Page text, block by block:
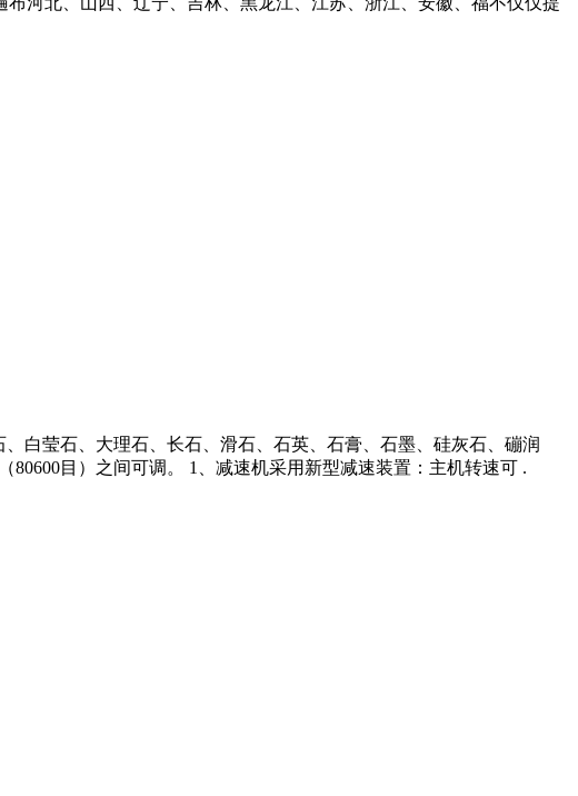
白莹石、大理石、长石、滑石、石英、石膏、石墨、硅灰石、磞润
目）之间可调。 1、减速机采用新型减速装置：主机转速可 .